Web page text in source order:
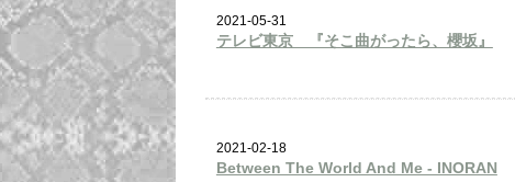
2021-05-31
テレビ東京 『そこ曲がったら、櫻坂』
2021-02-18
Between The World And Me - INORAN